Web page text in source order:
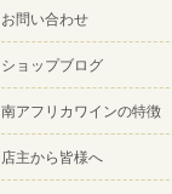
お問い合わせ
ショップブログ
南アフリカワインの特徴
店主から皆様へ